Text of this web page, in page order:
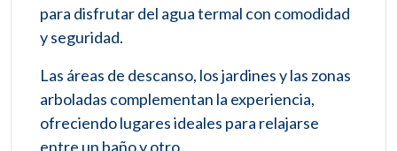
para disfrutar del agua termal con comodidad
y seguridad.
Las áreas de descanso, los jardines y las zonas
arboladas complementan la experiencia,
ofreciendo lugares ideales para relajarse
entre un baño y otro.